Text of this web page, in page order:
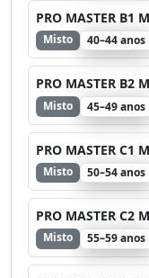
PRO MASTER B1
Misto 40–44 anos
PRO MASTER B2
Misto 45–49 anos
PRO MASTER C1
Misto 50–54 anos
PRO MASTER C2
Misto 55–59 anos